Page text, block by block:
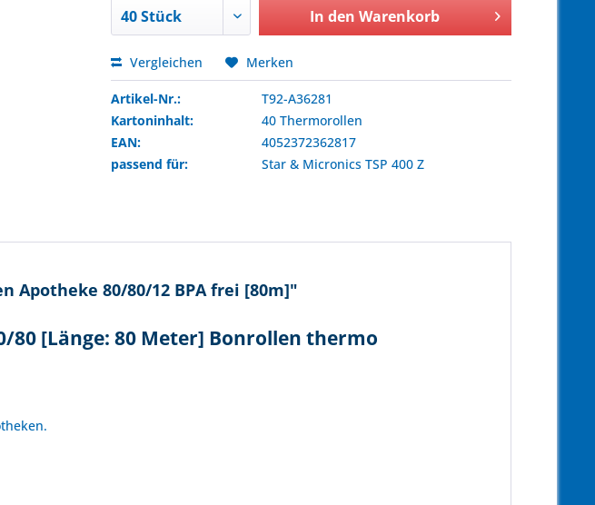
In den Warenkorb
Vergleichen Merken
Artikel-Nr.:
T92-A36281
Kartoninhalt:
40 Thermorollen
EAN:
4052372362817
passend für:
Star & Micronics TSP 400 Z
Apotheke 80/80/12 BPA frei [80m]"
80 [Länge: 80 Meter] Bonrollen thermo